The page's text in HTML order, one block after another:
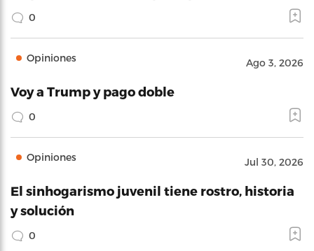
0
Opiniones Ago 3, 2026
Voy a Trump y pago doble
0
Opiniones Jul 30, 2026
El sinhogarismo juvenil tiene rostro, historia
y solución
0